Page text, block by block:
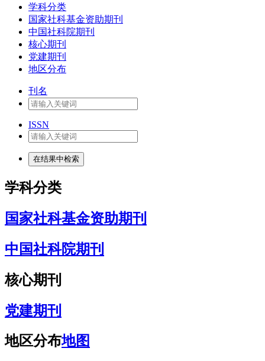
学科分类
国家社科基金资助期刊
中国社科院期刊
核心期刊
党建期刊
地区分布
刊名
ISSN
学科分类
国家社科基金资助期刊
中国社科院期刊
核心期刊
党建期刊
地区分布地图